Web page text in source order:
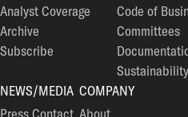
Analyst Coverage
Archive
Subscribe
Code of
Committees
Sustainability
NEWS/MEDIA
Press Contact
COMPANY
About